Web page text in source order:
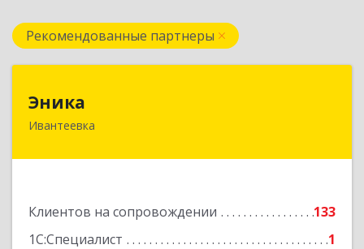
Рекомендованные партнеры
Эника
Ивантеевка
Клиентов на сопровождении
133
1С:Специалист
1
141280, Московская обл, г.о. Пушкинский,